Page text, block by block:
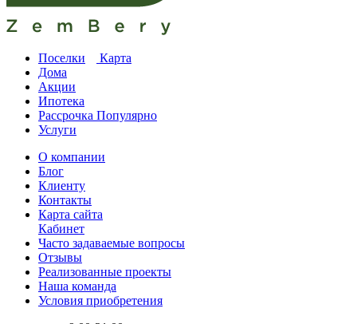
Поселки
Карта
Дома
Акции
Ипотека
Рассрочка Популярно
Услуги
О компании
Блог
Клиенту
Контакты
Карта сайта
Кабинет
Часто задаваемые вопросы
Отзывы
Реализованные проекты
Наша команда
Условия приобретения